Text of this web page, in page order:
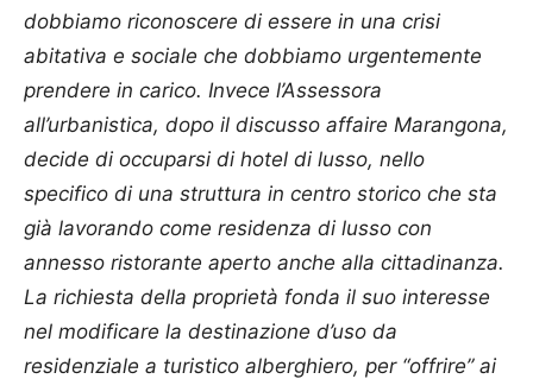
dobbiamo riconoscere di essere in una crisi
abitativa e sociale che dobbiamo urgentemente
prendere in carico. Invece l’Assessora
all’urbanistica, dopo il discusso affaire Marangona,
decide di occuparsi di hotel di lusso, nello
specifico di una struttura in centro storico che sta
già lavorando come residenza di lusso con
annesso ristorante aperto anche alla cittadinanza.
La richiesta della proprietà fonda il suo interesse
nel modificare la destinazione d’uso da
residenziale a turistico alberghiero, per “offrire” ai